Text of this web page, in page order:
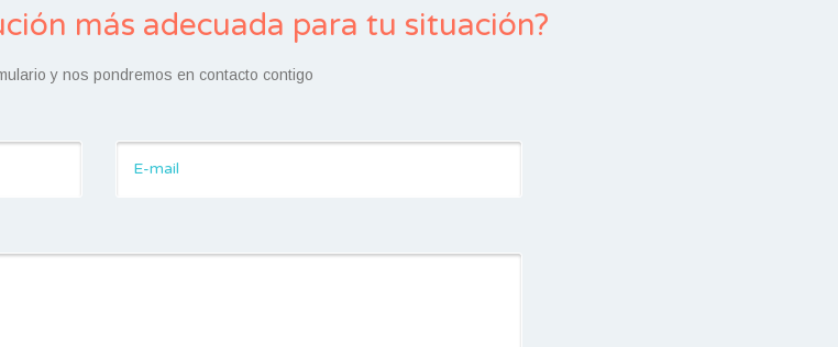
más adecuada para tu situación?
y nos pondremos en contacto contigo